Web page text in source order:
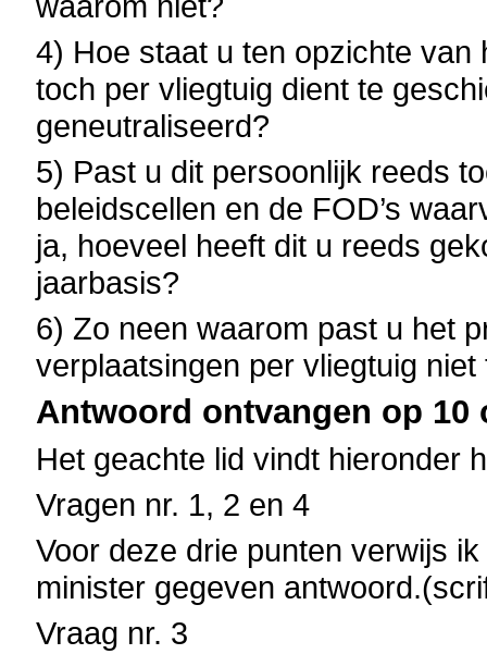
4) Hoe staat u ten opzichte
toch per vliegtuig dient te
geneutraliseerd?
5) Past u dit persoonlijk reeds
beleidscellen en de FOD’s
ja, hoeveel heeft dit u reeds
jaarbasis?
6) Zo neen waarom past u het
verplaatsingen per vliegtuig niet
Antwoord ontvangen op 10
Het geachte lid vindt hieronder
Vragen nr. 1, 2 en 4
Voor deze drie punten verwijs
minister gegeven
Vraag nr. 3